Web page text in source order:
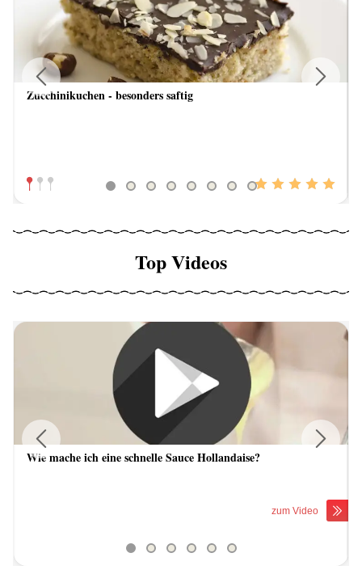
Zucchinikuchen - besonders saftig
Previous
Top Videos
Wie mache ich eine schnelle Sauce Hollandaise?
zum Video
Previous